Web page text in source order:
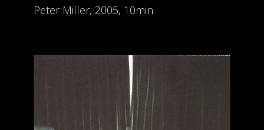
Peter Miller, 2005, 10min